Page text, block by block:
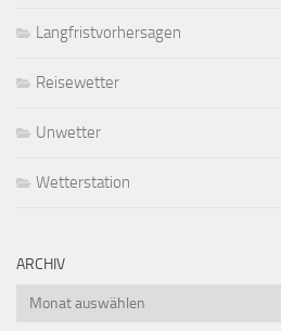
Langfristvorhersagen
Reisewetter
Unwetter
Wetterstation
ARCHIV
Archiv